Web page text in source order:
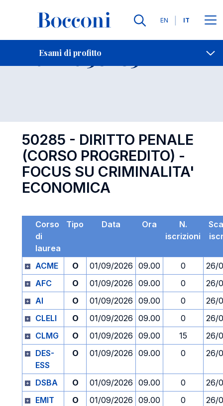
Lingue
EN IT
Esami di profitto
Contatti
Esame 50285 Open
50285 - DIRITTO PENALE
(CORSO PROGREDITO) -
FOCUS SU CRIMINALITA'
ECONOMICA
Corso
di
laurea
Tipo Data Ora
N.
iscrizioni
ACME O 01/09/2026 09.00 0
26/
AFC
O 01/09/2026 09.00 0
26/
AI
O 01/09/2026 09.00 0
26/
CLELI
O 01/09/2026 09.00 0
26/
CLMG
O 01/09/2026 09.00 15
26/
DES-
ESS
O 01/09/2026 09.00 0 26/
DSBA O 01/09/2026 09.00 0
26/
EMIT
O 01/09/2026 09.00 0
26/